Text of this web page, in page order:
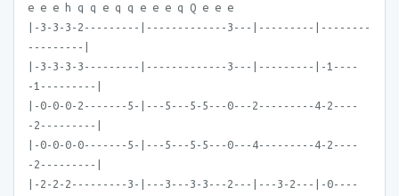
e e e h q q e q q e e e q Q e e e
|-3-3-3-2---------|-------------3---|---------|--------
---------|
|-3-3-3-3---------|-------------3---|---------|-1----
-1---------|
|-0-0-0-2-------5-|---5---5-5---0---2---------4-2----
-2---------|
|-0-0-0-0-------5-|---5---5-5---0---4---------4-2----
-2---------|
|-2-2-2---------3-|---3---3-3---2---|---3-2---|-0----